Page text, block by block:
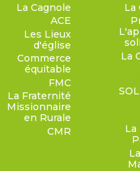
La Cagnole
ACE
Les Lieux
d'église
Commerce
équitable
FMC
La Fraternité
Missionnaire
en Rurale
CMR
La
La
La